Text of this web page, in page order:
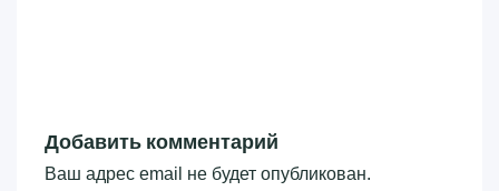
Добавить комментарий
Ваш адрес email не будет опубликован.